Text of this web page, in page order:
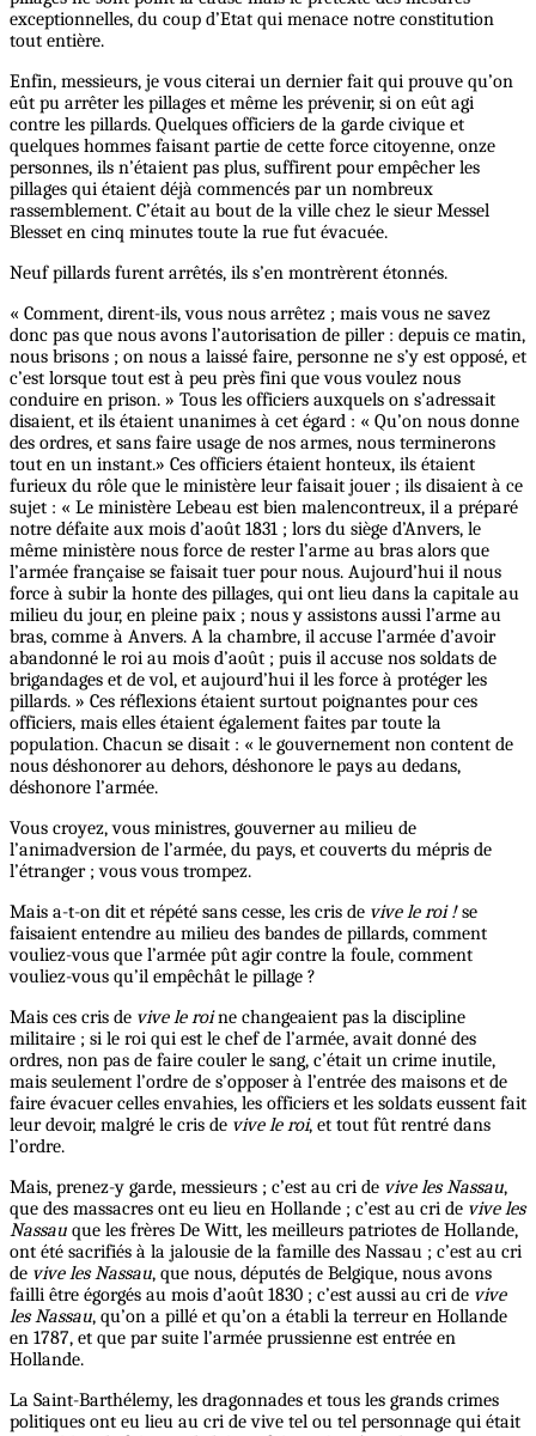
exceptionnelles, du coup d’Etat qui menace notre constitution
tout entière.
Enfin, messieurs, je vous citerai un dernier fait qui prouve qu’on
eût pu arrêter les pillages et même les prévenir, si on eût agi
contre les pillards. Quelques officiers de la garde civique et
quelques hommes faisant partie de cette force citoyenne, onze
personnes, ils n’étaient pas plus, suffirent pour empêcher les
pillages qui étaient déjà commencés par un nombreux
rassemblement. C’était au bout de la ville chez le sieur Messel
Blesset en cinq minutes toute la rue fut évacuée.
Neuf pillards furent arrêtés, ils s’en montrèrent étonnés.
« Comment, dirent-ils, vous nous arrêtez ; mais vous ne savez
donc pas que nous avons l’autorisation de piller : depuis ce matin,
nous brisons ; on nous a laissé faire, personne ne s’y est opposé, et
c’est lorsque tout est à peu près fini que vous voulez nous
conduire en prison. » Tous les officiers auxquels on s’adressait
disaient, et ils étaient unanimes à cet égard : « Qu’on nous donne
des ordres, et sans faire usage de nos armes, nous terminerons
tout en un instant.» Ces officiers étaient honteux, ils étaient
furieux du rôle que le ministère leur faisait jouer ; ils disaient à ce
sujet : « Le ministère Lebeau est bien malencontreux, il a préparé
notre défaite aux mois d’août 1831 ; lors du siège d’Anvers, le
même ministère nous force de rester l’arme au bras alors que
l’armée française se faisait tuer pour nous. Aujourd’hui il nous
force à subir la honte des pillages, qui ont lieu dans la capitale au
milieu du jour, en pleine paix ; nous y assistons aussi l’arme au
bras, comme à Anvers. A la chambre, il accuse l’armée d’avoir
abandonné le roi au mois d’août ; puis il accuse nos soldats de
brigandages et de vol, et aujourd’hui il les force à protéger les
pillards. » Ces réflexions étaient surtout poignantes pour ces
officiers, mais elles étaient également faites par toute la
population. Chacun se disait : « le gouvernement non content de
nous déshonorer au dehors, déshonore le pays au dedans,
déshonore l’armée.
Vous croyez, vous ministres, gouverner au milieu de
l’animadversion de l’armée, du pays, et couverts du mépris de
l’étranger ; vous vous trompez.
Mais a-t-on dit et répété sans cesse, les cris de vive le roi !se
faisaient entendre au milieu des bandes de pillards, comment
vouliez-vous que l’armée pût agir contre la foule, comment
vouliez-vous qu’il empêchât le pillage ?
Mais ces cris de vive le roine changeaient pas la discipline
militaire ; si le roi qui est le chef de l’armée, avait donné des
ordres, non pas de faire couler le sang, c’était un crime inutile,
mais seulement l’ordre de s’opposer à l’entrée des maisons et de
faire évacuer celles envahies, les officiers et les soldats eussent fait
leur devoir, malgré le cris de vive le roi, et tout fût rentré dans
l’ordre.
Mais, prenez-y garde, messieurs ; c’est au cri de vive les Nassau,
que des massacres ont eu lieu en Hollande ; c’est au cri de vive les
Nassau que les frères De Witt, les meilleurs patriotes de Hollande,
ont été sacrifiés à la jalousie de la famille des Nassau ; c’est au cri
de vive les Nassau, que nous, députés de Belgique, nous avons
failli être égorgés au mois d’août 1830 ; c’est aussi au cri de vive
les Nassau, qu’on a pillé et qu’on a établi la terreur en Hollande
en 1787, et que par suite l’armée prussienne est entrée en
Hollande.
La Saint-Barthélemy, les dragonnades et tous les grands crimes
politiques ont eu lieu au cri de vive tel ou tel personnage qui était